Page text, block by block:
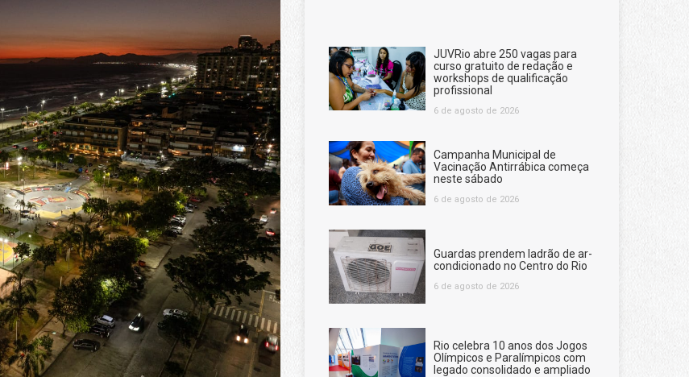
JUVRio abre 250 vagas para
curso gratuito de redação e
workshops de qualificação
profissional
6 de agosto de 2026
Campanha Municipal de
Vacinação Antirrábica começa
neste sábado
6 de agosto de 2026
Guardas prendem ladrão de ar-
condicionado no Centro do Rio
6 de agosto de 2026
Rio celebra 10 anos dos Jogos
Olímpicos e Paralímpicos com
legado consolidado e ampliado